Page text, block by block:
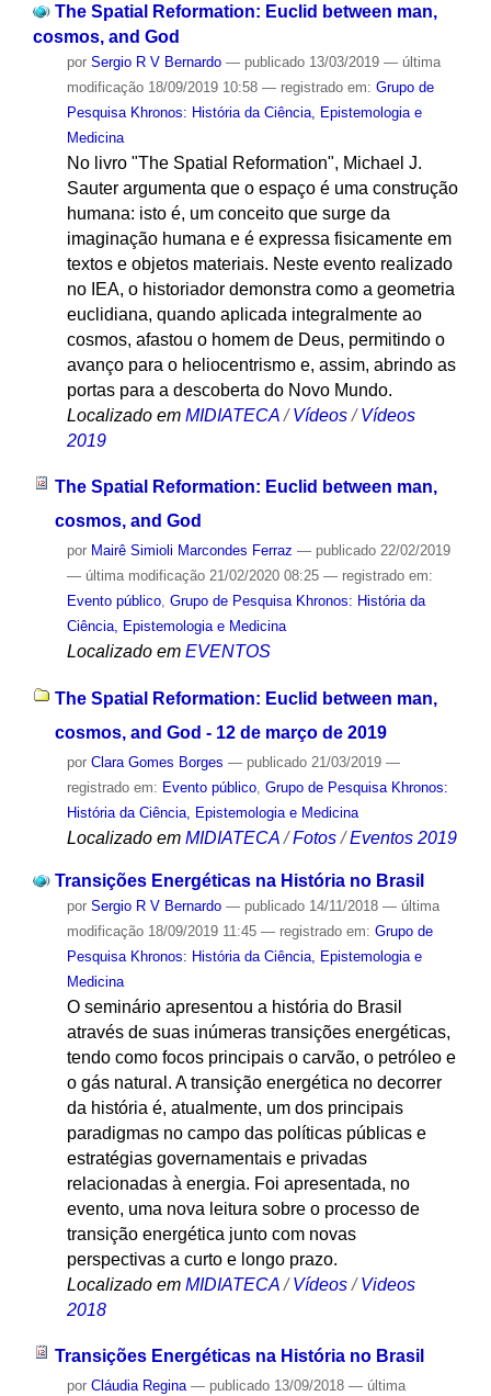
The Spatial Reformation: Euclid between man,
cosmos, and God
por Sergio R V Bernardo — publicado13/03/2019 — última
modificação18/09/2019 10:58 — registrado em: Grupo de
Pesquisa Khronos: História da Ciência, Epistemologia e
Medicina
No livro "The Spatial Reformation", Michael J.
Sauter argumenta que o espaço é uma construção
humana: isto é, um conceito que surge da
imaginação humana e é expressa fisicamente em
textos e objetos materiais. Neste evento realizado
no IEA, o historiador demonstra como a geometria
euclidiana, quando aplicada integralmente ao
cosmos, afastou o homem de Deus, permitindo o
avanço para o heliocentrismo e, assim, abrindo as
portas para a descoberta do Novo Mundo.
Localizado em MIDIATECA /Vídeos /Vídeos
2019
The Spatial Reformation: Euclid between man,
cosmos, and God
por Mairê Simioli Marcondes Ferraz — publicado22/02/2019
— última modificação21/02/2020 08:25 — registrado em:
Evento público, Grupo de Pesquisa Khronos: História da
Ciência, Epistemologia e Medicina
Localizado em EVENTOS
The Spatial Reformation: Euclid between man,
cosmos, and God - 12 de março de 2019
por Clara Gomes Borges — publicado21/03/2019 —
registrado em: Evento público, Grupo de Pesquisa Khronos:
História da Ciência, Epistemologia e Medicina
Localizado em MIDIATECA /Fotos /Eventos 2019
Transições Energéticas na História no Brasil
por Sergio R V Bernardo — publicado14/11/2018 — última
modificação18/09/2019 11:45 — registrado em: Grupo de
Pesquisa Khronos: História da Ciência, Epistemologia e
Medicina
O seminário apresentou a história do Brasil
através de suas inúmeras transições energéticas,
tendo como focos principais o carvão, o petróleo e
o gás natural. A transição energética no decorrer
da história é, atualmente, um dos principais
paradigmas no campo das políticas públicas e
estratégias governamentais e privadas
relacionadas à energia. Foi apresentada, no
evento, uma nova leitura sobre o processo de
transição energética junto com novas
perspectivas a curto e longo prazo.
Localizado em MIDIATECA /Vídeos /Videos
2018
Transições Energéticas na História no Brasil
por Cláudia Regina — publicado13/09/2018 — última